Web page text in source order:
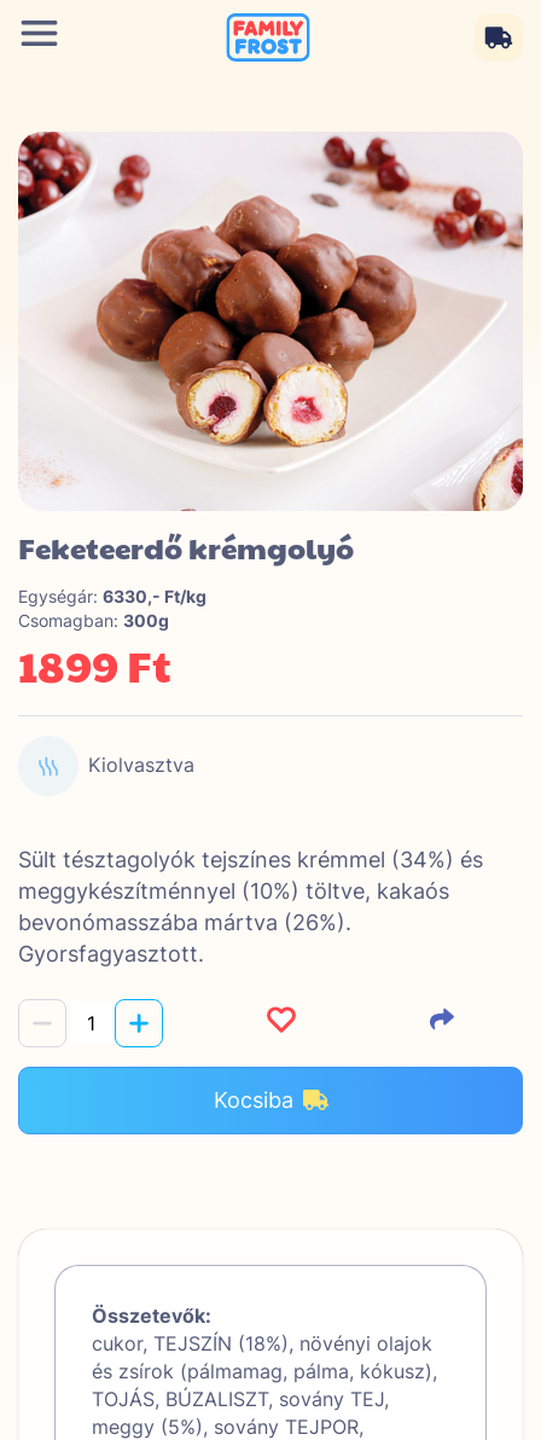
Feketeerdő krémgolyó
Egységár: 6330,- Ft/kg
Csomagban: 300g
1899 Ft
Kiolvasztva
Sült tésztagolyók tejszínes krémmel (34%) és
meggykészítménnyel (10%) töltve, kakaós
bevonómasszába mártva (26%).
Gyorsfagyasztott.
Kocsiba
Összetevők:
cukor, TEJSZÍN (18%), növényi olajok
és zsírok (pálmamag, pálma, kókusz),
TOJÁS, BÚZALISZT, sovány TEJ,
meggy (5%), sovány TEJPOR,